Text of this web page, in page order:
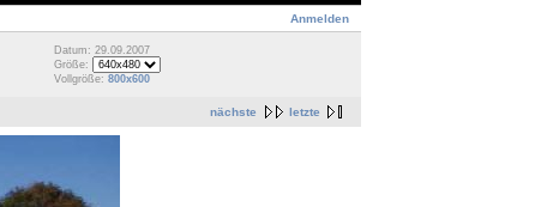
Anmelden
Datum: 29.09.2007
Größe:
Vollgröße: 800x600
nächste letzte